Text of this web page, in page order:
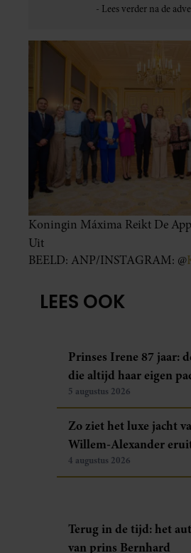
Koningin Máxima Reikt De
Uit
BEELD: ANP/INSTAGRAM: @
LEES OOK
Prinses Irene 87 jaar:
die altijd haar eigen
5 augustus 2026
Zo ziet het luxe jacht
Willem-Alexander
4 augustus 2026
Terug in de tijd: het
van prins Bernhard